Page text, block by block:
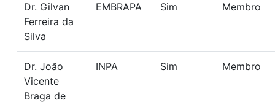
Dr. Gilvan
Ferreira da
Silva
EMBRAPA Sim Membro
Dr. João
Vicente
Braga de
INPA Sim Membro